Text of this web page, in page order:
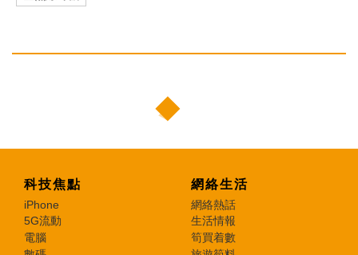
科技焦點
iPhone
5G流動
電腦
網絡生活
網絡熱話
生活情報
筍買着數